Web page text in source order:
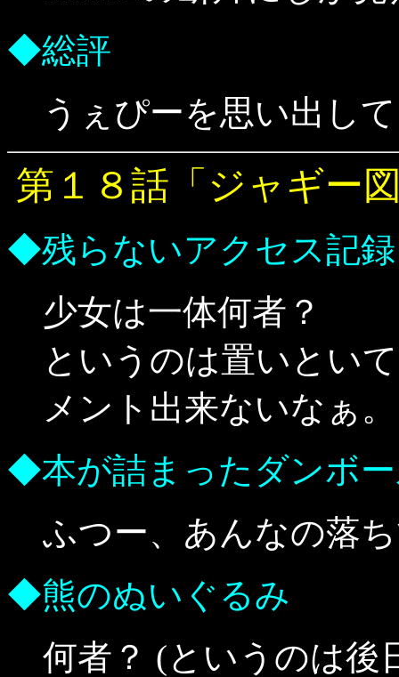
◆総評
うぇぴーを思い出し
第１８話「ジャギー
◆残らないアクセス記録
少女は一体何者？
というのは置いとい
メント出来ないなぁ。
◆本が詰まったダンボ
ふつー、あんなの落
◆熊のぬいぐるみ
何者？ (というのは